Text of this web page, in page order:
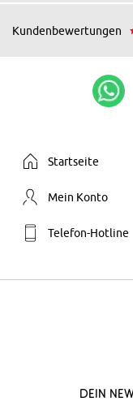
Kundenbewertungen
Startseite
Mein Konto
Telefon-Hotline
Dein